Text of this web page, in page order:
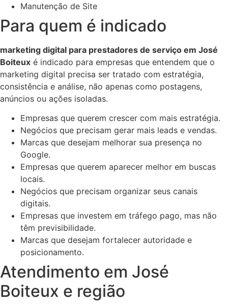
Manutenção de Site
Para quem é indicado
marketing digital para prestadores de serviço em José
Boiteux é indicado para empresas que entendem que o
marketing digital precisa ser tratado com estratégia,
consistência e análise, não apenas como postagens,
anúncios ou ações isoladas.
Empresas que querem crescer com mais estratégia.
Negócios que precisam gerar mais leads e vendas.
Marcas que desejam melhorar sua presença no
Google.
Empresas que querem aparecer melhor em buscas
locais.
Negócios que precisam organizar seus canais
digitais.
Empresas que investem em tráfego pago, mas não
têm previsibilidade.
Marcas que desejam fortalecer autoridade e
posicionamento.
Atendimento em José
Boiteux e região